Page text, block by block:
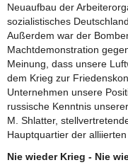
Neuaufbau der
sozialistisches
Außerdem war der
Machtdemonstration
Meinung, dass unsere
dem Krieg zur
Unternehmen unsere
russische Kenntnis
M. Shlatter,
Hauptquartier der alliierten
Nie wieder Krieg - Nie